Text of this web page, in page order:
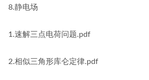
8.静电场
1.速解三点电荷问题.pdf
2.相似三角形库仑定律.pdf